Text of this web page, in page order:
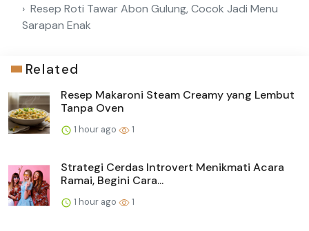
Resep Roti Tawar Abon Gulung, Cocok Jadi Menu
Sarapan Enak
Related
Resep Makaroni Steam Creamy yang Lembut
Tanpa Oven
1 hour ago 1
Strategi Cerdas Introvert Menikmati Acara
Ramai, Begini Cara...
1 hour ago 1